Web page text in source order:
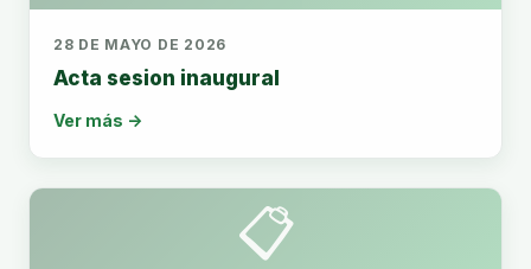
28 DE MAYO DE 2026
Acta sesion inaugural
Ver más →
📋